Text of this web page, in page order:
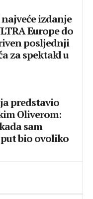
izdanje
Europe do
posljednji
za spektakl u
predstavio
Oliverom:
sam
bio ovoliko